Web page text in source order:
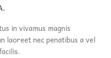
in vivamus magnis
laoreet nec penatibus a vel